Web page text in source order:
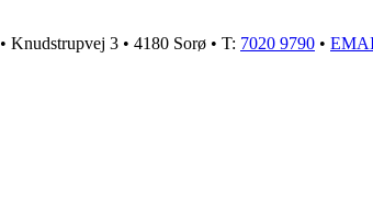
• Knudstrupvej 3 • 4180 Sorø • T: 7020 9790 •